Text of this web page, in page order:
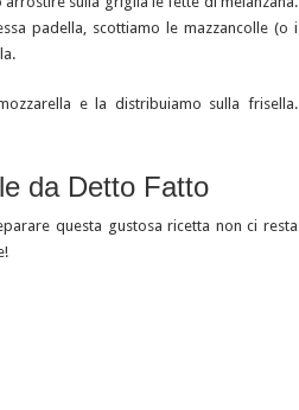
padella, scottiamo le mazzancolle (o i
e la distribuiamo sulla frisella.
da Detto Fatto
questa gustosa ricetta non ci resta